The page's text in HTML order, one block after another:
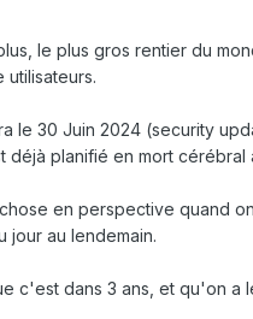
le plus gros rentier du
utilisateurs.
le 30 Juin 2024 (security
déjà planifié en mort cérébral
en perspective quand
jour au lendemain.
c'est dans 3 ans, et qu'on a